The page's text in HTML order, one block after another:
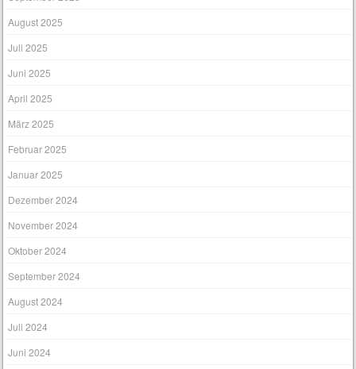
August 2025
Juli 2025
Juni 2025
April 2025
März 2025
Februar 2025
Januar 2025
Dezember 2024
November 2024
Oktober 2024
September 2024
August 2024
Juli 2024
Juni 2024